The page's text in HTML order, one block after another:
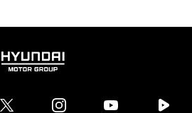
HYUNDAI
GROUP